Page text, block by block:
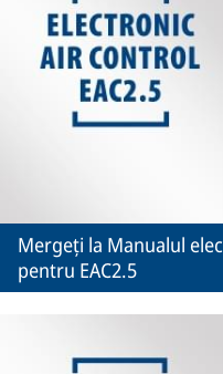
Mergeți la Manualul
pentru EAC2.5